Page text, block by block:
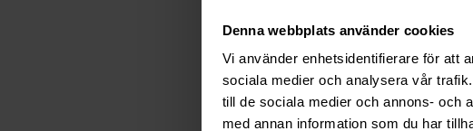
Denna webbplats använder cookies
Vi använder enhetsidentifierare för att
sociala medier och analysera vår
till de sociala medier och annons- och
med annan information som du har